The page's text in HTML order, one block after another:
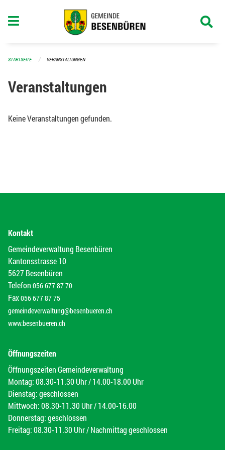
STARTSEITE VERANSTALTUNGEN
Veranstaltungen
Keine Veranstaltungen gefunden.
Kontakt
Gemeindeverwaltung Besenbüren
Kantonsstrasse 10
5627 Besenbüren
Telefon 056 677 87 70
Fax056 677 87 75
gemeindeverwaltung@besenbueren.ch
www.besenbueren.ch
Öffnungszeiten
Öffnungszeiten Gemeindeverwaltung
Montag: 08.30-11.30 Uhr / 14.00-18.00 Uhr
Dienstag: geschlossen
Mittwoch: 08.30-11.30 Uhr / 14.00-16.00
Donnerstag: geschlossen
Freitag: 08.30-11.30 Uhr / Nachmittag geschlossen